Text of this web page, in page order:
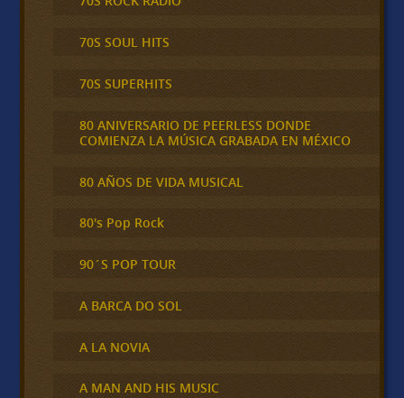
70S SOUL HITS
70S SUPERHITS
80 ANIVERSARIO DE PEERLESS DONDE
COMIENZA LA MÚSICA GRABADA EN MÉXICO
80 AÑOS DE VIDA MUSICAL
80's Pop Rock
90´S POP TOUR
A BARCA DO SOL
A LA NOVIA
A MAN AND HIS MUSIC